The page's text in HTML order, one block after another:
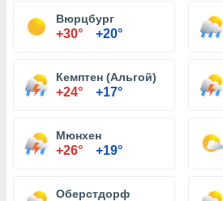
Вюрцбург
+30° +20°
Кемптен (Альгой)
+24° +17°
Мюнхен
+26° +19°
Оберстдорф